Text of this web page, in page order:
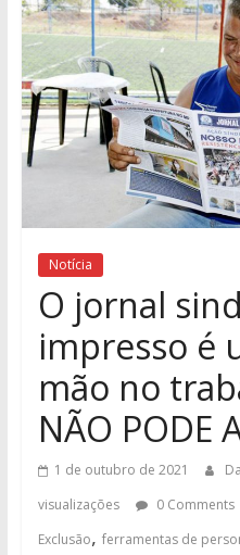
Notícia
O jornal
impresso é
mão no
NÃO PODE
1 de outubro de 2021
visualizações
0 Comments
Exclusão, ferramentas de